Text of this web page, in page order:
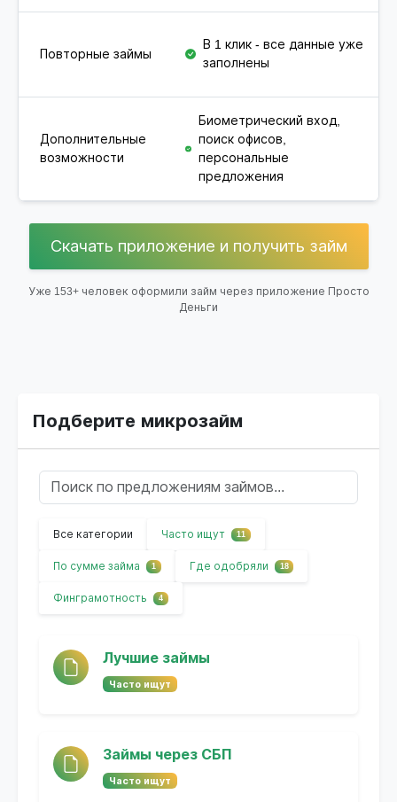
Повторные займы
В 1 клик - все данные уже
заполнены
Дополнительные
возможности
Биометрический вход,
поиск офисов,
персональные
предложения
Скачать приложение и получить займ
Уже 153+ человек оформили займ через приложение Просто
Деньги
Подберите микрозайм
Все категории Часто ищут 11
По сумме займа 1 Где одобряли 18
Финграмотность 4
Лучшие займы
Часто ищут
Займы через СБП
Часто ищут